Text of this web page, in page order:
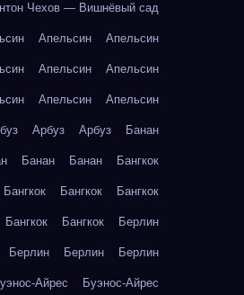
Чехов — Вишнёвый сад
Апельсин Апельсин
Апельсин Апельсин
Апельсин Апельсин
Арбуз Арбуз Банан
Банан Банан Бангкок
Бангкок Бангкок Бангкок
Бангкок Бангкок Берлин
Берлин Берлин Берлин
Айрес Буэнос-Айрес